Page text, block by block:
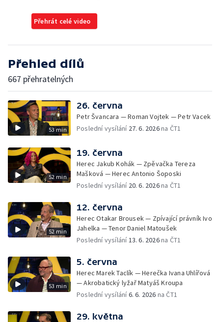
Přehrát celé video
Přehled dílů
667 přehratelných
53 min
26. června
Petr Švancara — Roman Vojtek — Petr Vacek
Poslední vysílání 27. 6. 2026na ČT1
52 min
19. června
Herec Jakub Kohák — Zpěvačka Tereza
Mašková — Herec Antonio Šoposki
Poslední vysílání 20. 6. 2026na ČT1
52 min
12. června
Herec Otakar Brousek — Zpívající právník Ivo
Jahelka — Tenor Daniel Matoušek
Poslední vysílání 13. 6. 2026na ČT1
53 min
5. června
Herec Marek Taclík — Herečka Ivana Uhlířová
— Akrobatický lyžař Matyáš Kroupa
Poslední vysílání6. 6. 2026 na ČT1
29. května